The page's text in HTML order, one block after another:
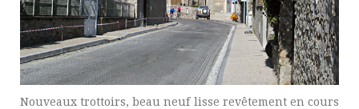
Nouveaux trottoirs, beau neuf lisse revêtement en cours